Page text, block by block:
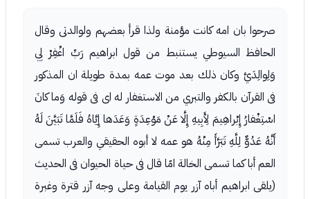
صرحوا بان امه كانت مؤمنة ولذا قرأ بعضهم ولوالدتى وقال
الحافظ السيوطي يستنبط من قول ابراهيم رَبِّ اغْفِرْ لِي
وَلِوالِدَيَّ وكان ذلك بعد موت عمه بمدة طويلة ان المذكور
فى القرآن بالكفر والتبري من الاستغفار له اى فى قوله وَما كانَ
اسْتِغْفارُ إِبْراهِيمَ لِأَبِيهِ إِلَّا عَنْ مَوْعِدَةٍ وَعَدَها إِيَّاهُ فَلَمَّا تَبَيَّنَ لَهُ
أَنَّهُ عَدُوٌّ لِلَّهِ تَبَرَّأَ مِنْهُ هو عمه لا أبوه الحقيقي والعرب تسمى
العم أبا كما تسمى الخالة امّا قال فى حياة الحيوان فى الحديث
(يلقى ابراهيم أباه آزر يوم القيامة وعلى وجه آزر قترة وغبرة